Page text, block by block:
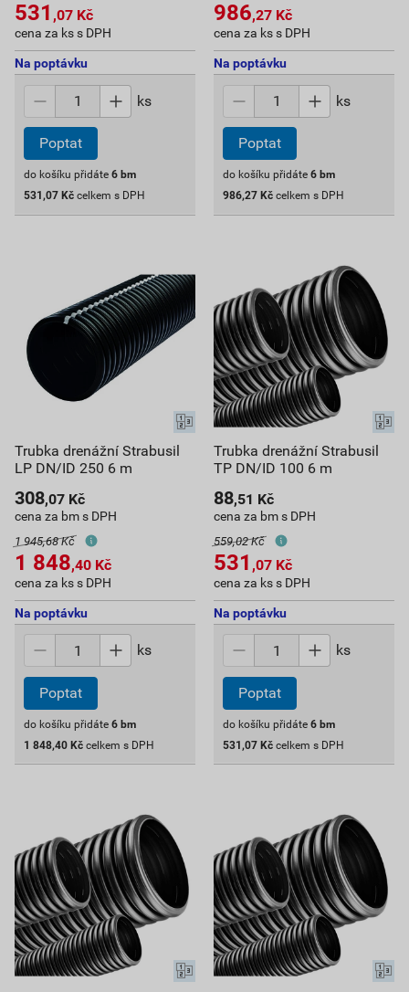
531 ,07 Kč
cena za ks s DPH
Na poptávku
ks
Poptat
do košíku přidáte 6 bm
531,07 Kč celkem s DPH
986,27 Kč
cena za ks s DPH
Na poptávku
ks
Poptat
do košíku přidáte 6 bm
986,27 Kč celkem s DPH
Trubka drenážní Strabusil
LP DN/ID 250 6 m
308,07 Kč
cena za bm s DPH
1 945,68 Kč
1 848,40 Kč
cena za ks s DPH
Na poptávku
ks
Poptat
do košíku přidáte 6 bm
1 848,40 Kč celkem s DPH
Trubka drenážní Strabusil
TP DN/ID 100 6 m
88,51 Kč
cena za bm s DPH
559,02 Kč
531 ,07 Kč
cena za ks s DPH
Na poptávku
ks
Poptat
do košíku přidáte 6 bm
531,07 Kč celkem s DPH